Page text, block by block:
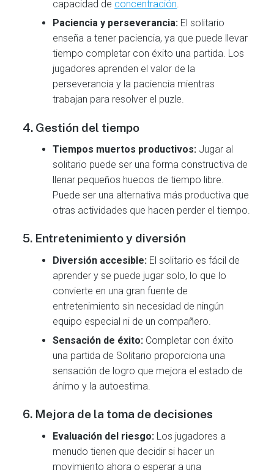
capacidad de concentración.
Paciencia y perseverancia: El solitario
enseña a tener paciencia, ya que puede llevar
tiempo completar con éxito una partida. Los
jugadores aprenden el valor de la
perseverancia y la paciencia mientras
trabajan para resolver el puzle.
4. Gestión del tiempo
Tiempos muertos productivos: Jugar al
solitario puede ser una forma constructiva de
llenar pequeños huecos de tiempo libre.
Puede ser una alternativa más productiva que
otras actividades que hacen perder el tiempo.
5. Entretenimiento y diversión
Diversión accesible: El solitario es fácil de
aprender y se puede jugar solo, lo que lo
convierte en una gran fuente de
entretenimiento sin necesidad de ningún
equipo especial ni de un compañero.
Sensación de éxito: Completar con éxito
una partida de Solitario proporciona una
sensación de logro que mejora el estado de
ánimo y la autoestima.
6. Mejora de la toma de decisiones
Evaluación del riesgo: Los jugadores a
menudo tienen que decidir si hacer un
movimiento ahora o esperar a una